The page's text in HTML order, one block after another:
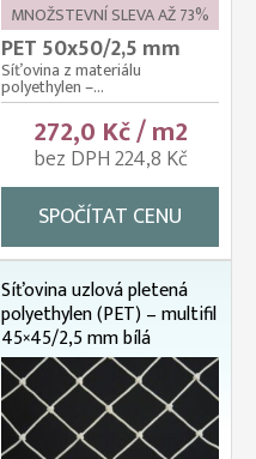
MNOŽSTEVNÍ SLEVA AŽ 73%
PET 50x50/2,5 mm
Síťovina z materiálu
polyethylen –...
272,0 Kč / m2
bez DPH 224,8 Kč
SPOČÍTAT CENU
Síťovina uzlová pletená
polyethylen (PET) – multifil
45×45/2,5 mm bílá